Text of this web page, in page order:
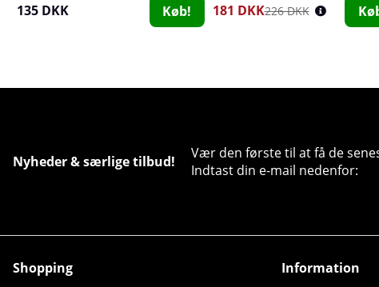
135 DKK Køb! 181 DKK226 DKK
Nyheder & særlige tilbud!
Vær den første til at få de
Indtast din e-mail nedenfor:
Shopping
Information